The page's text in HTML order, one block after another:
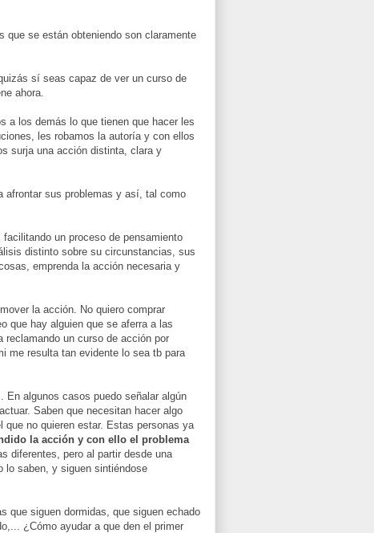
se están obteniendo son claramente
sí seas capaz de ver un curso de
ahora.
a los demás lo que tienen que hacer les
les robamos la autoría y con ellos
surja una acción distinta, clara y
afrontar sus problemas y así, tal como
un proceso de pensamiento
distinto sobre su circunstancias, sus
emprenda la acción necesaria y
la acción. No quiero comprar
que hay alguien que se aferra a las
reclamando un curso de acción por
me resulta tan evidente lo sea tb para
En algunos casos puedo señalar algún
Saben que necesitan hacer algo
que no quieren estar. Estas personas ya
la acción y con ello el problema
diferentes, pero al partir desde una
lo saben, y siguen sintiéndose
que siguen dormidas, que siguen echado
¿Cómo ayudar a que den el primer